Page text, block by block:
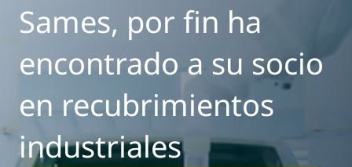
Sames, por fin ha
encontrado a su socio
en recubrimientos
industriales